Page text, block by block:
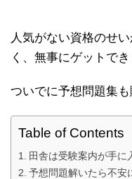
人気がない資格のせ
く、無事にゲットでき
ついでに予想問題集も
Table of Contents
田舎は受験案内が手に
予想問題解いたら不安